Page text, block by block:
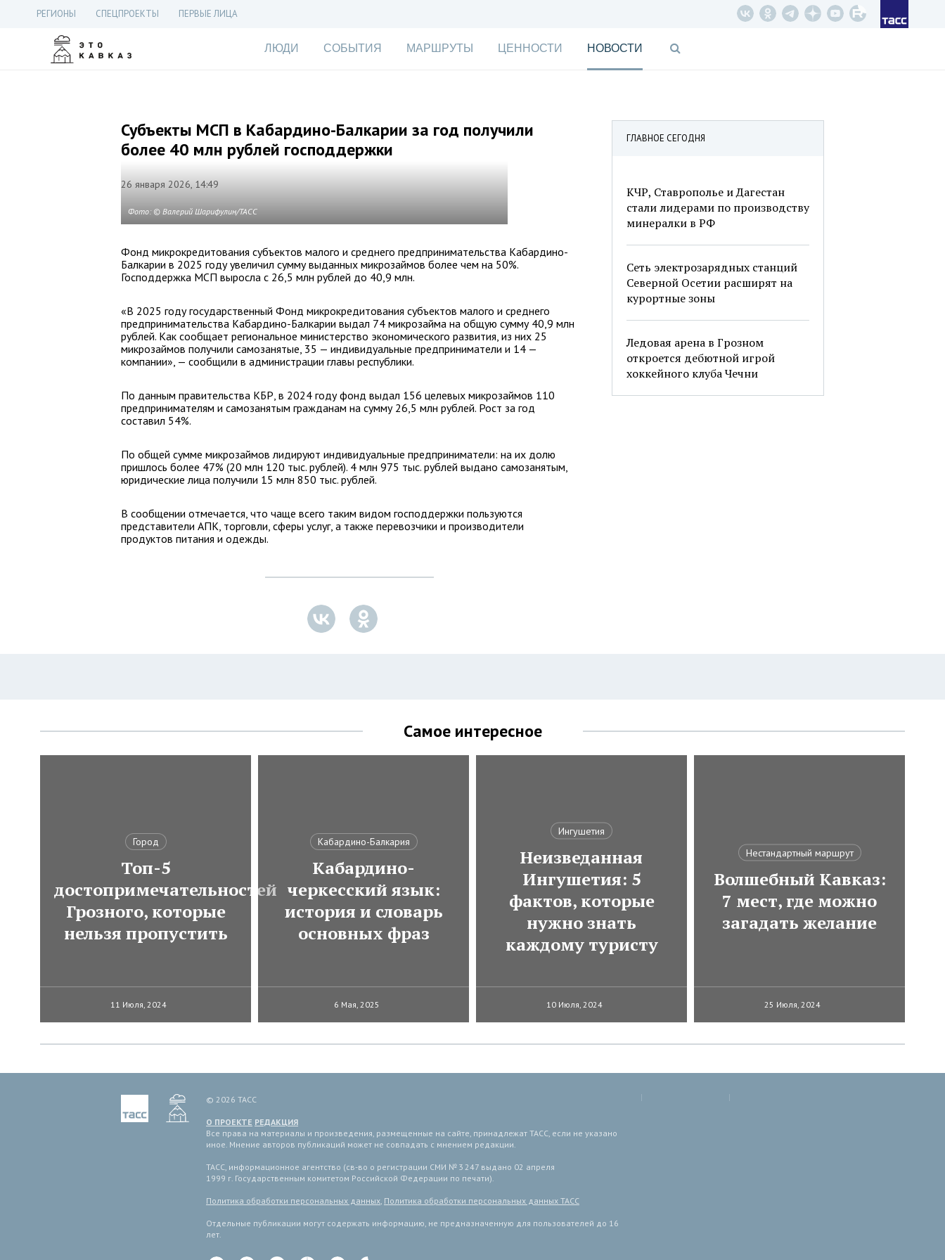
РЕГИОНЫ СПЕЦПРОЕКТЫ ПЕРВЫЕ ЛИЦА
ЛЮДИ СОБЫТИЯ МАРШРУТЫ ЦЕННОСТИ НОВОСТИ
ГЛАВНОЕ СЕГОДНЯ
КЧР, Ставрополье и Дагестан
стали лидерами по производству
минералки в РФ
Сеть электрозарядных станций
Северной Осетии расширят на
курортные зоны
Ледовая арена в Грозном
откроется дебютной игрой
хоккейного клуба Чечни
Субъекты МСП в Кабардино-Балкарии за год получили
более 40 млн рублей господдержки
26 января 2026, 14:49
Фото: © Валерий Шарифулин/ТАСС
Фонд микрокредитования субъектов малого и среднего предпринимательства Кабардино-
Балкарии в 2025 году увеличил сумму выданных микрозаймов более чем на 50%.
Господдержка МСП выросла с 26,5 млн рублей до 40,9 млн.
«В 2025 году государственный Фонд микрокредитования субъектов малого и среднего
предпринимательства Кабардино-Балкарии выдал 74 микрозайма на общую сумму 40,9 млн
рублей. Как сообщает региональное министерство экономического развития, из них 25
микрозаймов получили самозанятые, 35 — индивидуальные предприниматели и 14 —
компании», — сообщили в администрации главы республики.
По данным правительства КБР, в 2024 году фонд выдал 156 целевых микрозаймов 110
предпринимателям и самозанятым гражданам на сумму 26,5 млн рублей. Рост за год
составил 54%.
По общей сумме микрозаймов лидируют индивидуальные предприниматели: на их долю
пришлось более 47% (20 млн 120 тыс. рублей). 4 млн 975 тыс. рублей выдано самозанятым,
юридические лица получили 15 млн 850 тыс. рублей.
В сообщении отмечается, что чаще всего таким видом господдержки пользуются
представители АПК, торговли, сферы услуг, а также перевозчики и производители
продуктов питания и одежды.
Самое интересное
Город
Топ-5
достопримечательностей
Грозного, которые
нельзя пропустить
11 Июля, 2024
Кабардино-Балкария
Кабардино-
черкесский язык:
история и словарь
основных фраз
6 Мая, 2025
Ингушетия
Неизведанная
Ингушетия: 5
фактов, которые
нужно знать
каждому туристу
10 Июля, 2024
Нестандартный маршрут
Волшебный Кавказ:
7 мест, где можно
загадать желание
25 Июля, 2024
© 2026 ТАСС
О ПРОЕКТЕ РЕДАКЦИЯ
Все права на материалы и произведения, размещенные на сайте, принадлежат ТАСС, если не указано
иное. Мнение авторов публикаций может не совпадать с мнением редакции.
ТАСС, информационное агентство (св-во о регистрации СМИ № 3 247 выдано 02 апреля
1999 г. Государственным комитетом Российской Федерации по печати).
Политика обработки персональных данных, Политика обработки персональных данных ТАСС
Отдельные публикации могут содержать информацию, не предназначенную для пользователей до 16
лет.